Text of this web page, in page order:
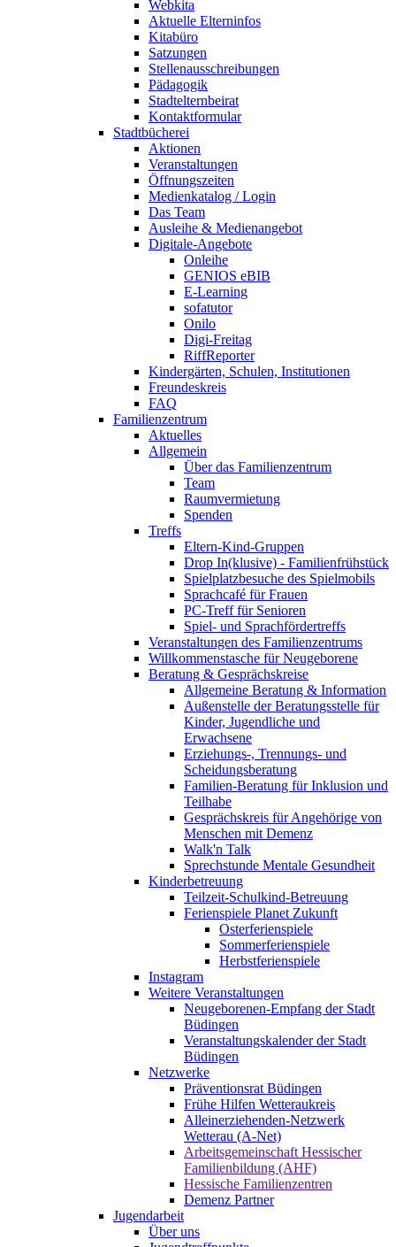
Webkita
Aktuelle Elterninfos
Kitabüro
Satzungen
Stellenausschreibungen
Pädagogik
Stadtelternbeirat
Kontaktformular
Stadtbücherei
Aktionen
Veranstaltungen
Öffnungszeiten
Medienkatalog / Login
Das Team
Ausleihe & Medienangebot
Digitale-Angebote
Onleihe
GENIOS eBIB
E-Learning
sofatutor
Onilo
Digi-Freitag
RiffReporter
Kindergärten, Schulen, Institutionen
Freundeskreis
FAQ
Familienzentrum
Aktuelles
Allgemein
Über das Familienzentrum
Team
Raumvermietung
Spenden
Treffs
Eltern-Kind-Gruppen
Drop In(klusive) - Familienfrühstück
Spielplatzbesuche des Spielmobils
Sprachcafé für Frauen
PC-Treff für Senioren
Spiel- und Sprachfördertreffs
Veranstaltungen des Familienzentrums
Willkommenstasche für Neugeborene
Beratung & Gesprächskreise
Allgemeine Beratung & Information
Außenstelle der Beratungsstelle für
Kinder, Jugendliche und
Erwachsene
Erziehungs-, Trennungs- und
Scheidungsberatung
Familien-Beratung für Inklusion und
Teilhabe
Gesprächskreis für Angehörige von
Menschen mit Demenz
Walk'n Talk
Sprechstunde Mentale Gesundheit
Kinderbetreuung
Teilzeit-Schulkind-Betreuung
Ferienspiele Planet Zukunft
Osterferienspiele
Sommerferienspiele
Herbstferienspiele
Instagram
Weitere Veranstaltungen
Neugeborenen-Empfang der Stadt
Büdingen
Veranstaltungskalender der Stadt
Büdingen
Netzwerke
Präventionsrat Büdingen
Frühe Hilfen Wetteraukreis
Alleinerziehenden-Netzwerk
Wetterau (A-Net)
Arbeitsgemeinschaft Hessischer
Familienbildung (AHF)
Hessische Familienzentren
Demenz Partner
Jugendarbeit
Über uns